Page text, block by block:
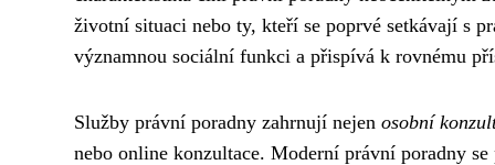
životní situaci nebo ty, kteří se poprvé setkávají s
významnou sociální funkci a přispívá k rovnému
Služby právní poradny zahrnují nejen osobní
nebo online konzultace. Moderní právní poradny